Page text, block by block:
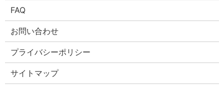
FAQ
お問い合わせ
プライバシーポリシー
サイトマップ